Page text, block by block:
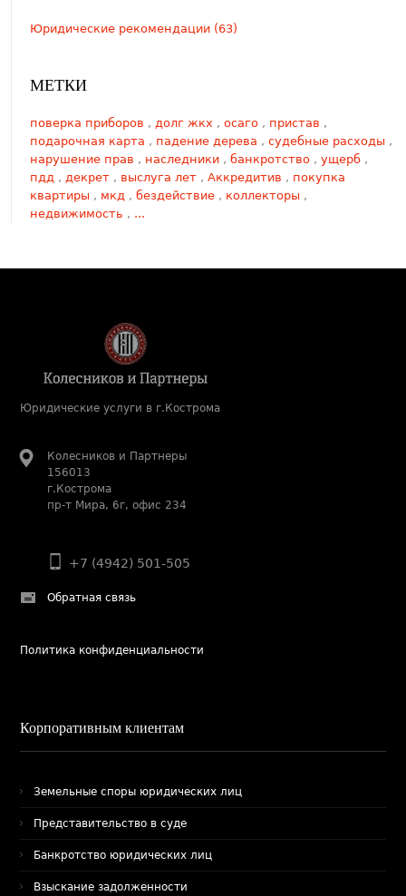
Юридические рекомендации (63)
МЕТКИ
поверка приборов ,долг жкх ,осаго , пристав ,
подарочная карта , падение дерева ,судебные расходы ,
нарушение прав , наследники ,банкротство ,ущерб ,
пдд ,декрет , выслуга лет ,Аккредитив , покупка
квартиры , мкд ,бездействие , коллекторы ,
недвижимость , ...
Юридические услуги в г.Кострома
Колесников и Партнеры
156013
г.Кострома
пр-т Мира, 6г, офис 234
+7 (4942) 501-505
Обратная связь
Политика конфиденциальности
Корпоративным клиентам
Земельные споры юридических лиц
Представительство в суде
Банкротство юридических лиц
Взыскание задолженности